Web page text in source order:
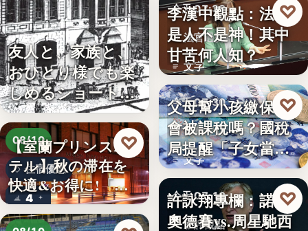
友人と、家族と、
おひとり様でも楽
しめるショート・
コンサー…
08/10
住宿優惠
4
【室蘭プリンスホ
テル】秋の滞在を
快適&お得に!「じ
ゃらん…
♡
今天 07:30
法官過勞
文字
李漢中觀點：法官
是人不是神！其中
甘苦何人知？
♡
今天 07:30
稅務理財
文字
父母幫小孩繳保費
會被課稅嗎？國稅
局提醒「子女當要
保人」恐…
♡
今天 07:10
影評觀點
許詠翔專欄：諾蘭
奧德賽vs.周星馳西
♡